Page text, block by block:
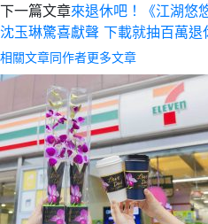
下一篇文章來退休吧！《江湖悠
沈玉琳驚喜獻聲 下載就抽百萬退
相關文章同作者更多文章